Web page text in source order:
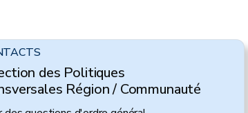
des Politiques
Région / Communauté